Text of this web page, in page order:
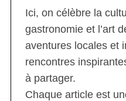
Ici, on célèbre la
gastronomie et l’art
aventures locales et
rencontres
à partager.
Chaque article est